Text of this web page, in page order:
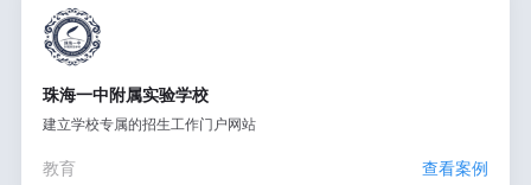
珠海一中附属实验学校
建立学校专属的招生工作门户网站
教育 查看案例